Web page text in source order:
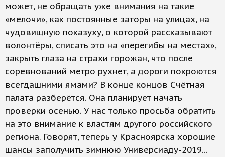
может, не обращать уже внимания на такие
«мелочи», как постоянные заторы на улицах, на
чудовищную показуху, о которой рассказывают
волонтёры, списать это на «перегибы на местах»,
закрыть глаза на страхи горожан, что после
соревнований метро рухнет, а дороги покроются
всегдашними ямами? В конце концов Счётная
палата разберётся. Она планирует начать
проверки осенью. У нас только просьба обратить
на это внимание к властям другого российского
региона. Говорят, теперь у Красноярска хорошие
шансы заполучить зимнюю Универсиаду-2019...